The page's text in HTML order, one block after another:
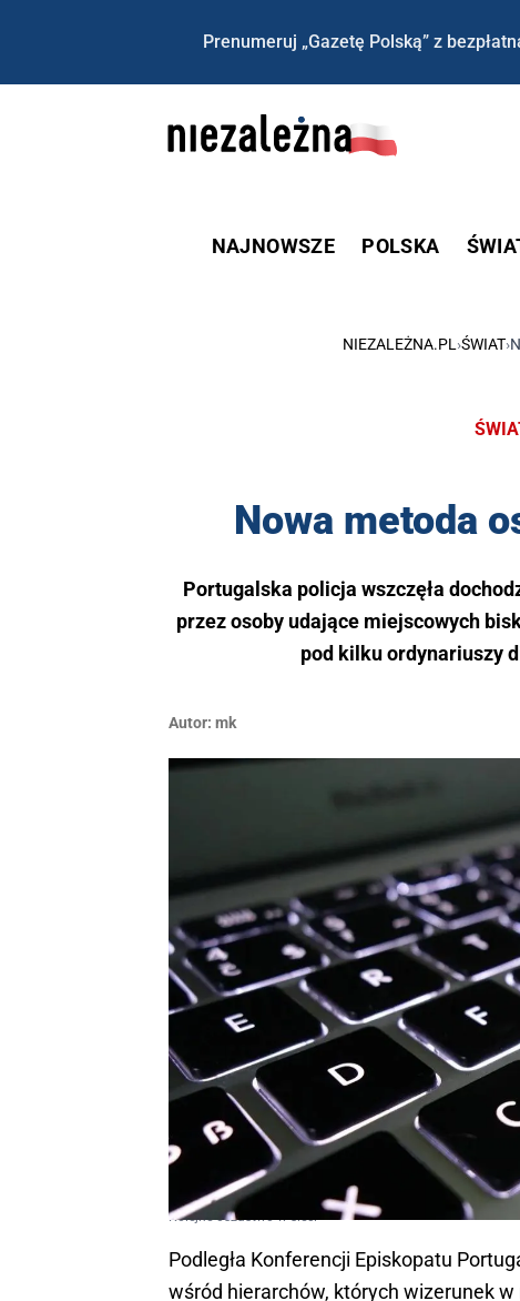
Prenumeruj „Gazetę Polską” z
NAJNOWSZE POLSKA
NIEZALEŻNA.PL ›ŚWIAT›
Nowa metoda
Portugalska policja wszczęła
przez osoby udające miejscowych
pod kilku ordynariuszy
Autor: mk
Kolejne oszustwo w sieci
Podległa Konferencji Episkopatu
wśród hierarchów, których wizerunek